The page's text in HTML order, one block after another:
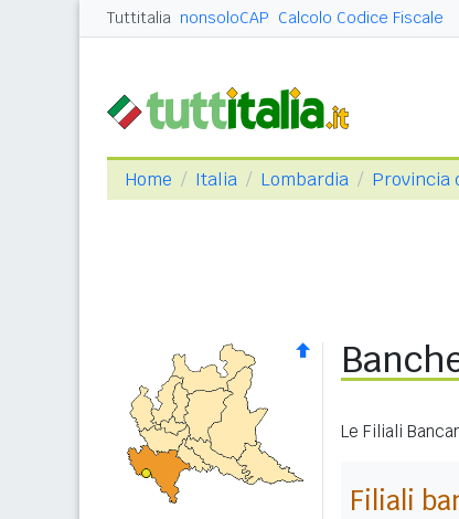
Tuttitalia nonsoloCAP Calcolo Codice Fiscale
Home Italia Lombardia Provincia
Le Filiali
Filiali